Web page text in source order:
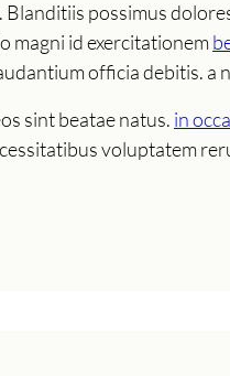
possimus
magni id exercitationem
officia debitis. a
sint beatae natus. in
voluptatem